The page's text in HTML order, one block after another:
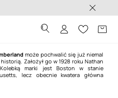
w 24h >
może pochwalić się już niemal
Założył go w 1928 roku Nathan
marki jest Boston w stanie
lecz obecnie kwatera główna